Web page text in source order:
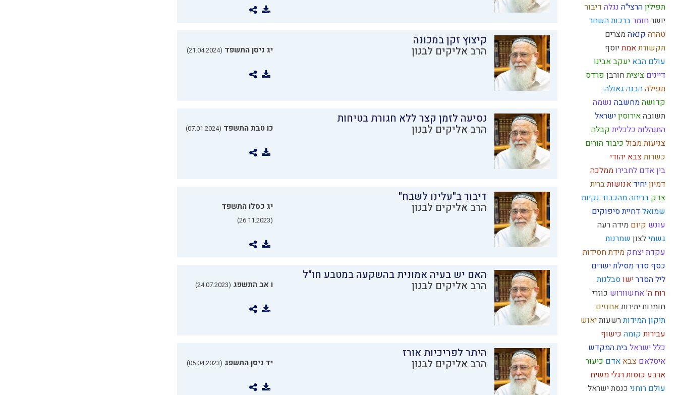
תפיליןהרצי"ה נגלה דיבור
יושר חומרברכות השחר
טהרה קנאהמצרים
תקשורתאמתיוסף
עולם הבא יעקב אבינו
דיינים ציציתחורבן פרדס
תפילההבנה גאולה
קדושהמחשבה נשמה
תשובהאירוסיןישראל
התנהלות כלכלית קבלה
צניעותמבול כיבוד הורים
כשרותצבא יהודי
בין אדם לחבירוממלכה
דמיוןיחיד אנושותברית
צדק בריחה מהכבוד נקיות
שמואל דחיית סיפוקים
עונש קיום מידה רעה
גשמילצון שמרנות
עקדת יצחק מידת חסידות
כסף סדר מסילת ישרים
ליל הסדרישוסבלנות
רוח ה'אחשוורוש כוזרי
חומרות יתירותאחוזים
תיקון המידותרשעותיאוש
עבירותקומה כישוף
כלל ישראלבית המקדש
איסלאם צבא אדם כיעור
ארבע כוסותרגלי משיח
עולם רוחני כנסת ישראל
קיצוץ זקן במכונה
הרב אליקים לבנון יג ניסן התשפד (21.04.2024)
נסיעה לזמן קצר ללא חגורת בטיחות
הרב אליקים לבנון כו טבת התשפד (07.01.2024)
דיבור ב"עלינו לשבח"
הרב אליקים לבנון יג כסלו התשפד
(26.11.2023)
האם יש בעיה אמונית בהשקעה במטבע חו"ל
הרב אליקים לבנון ו אב התשפג (24.07.2023)
היתר לפריכיות אורז
הרב אליקים לבנון יד ניסן התשפג (05.04.2023)